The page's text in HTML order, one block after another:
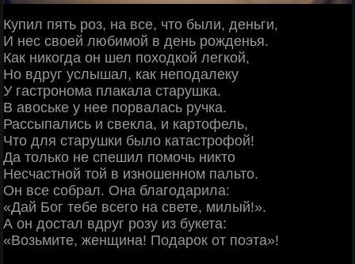
Купил пять роз, на все, что были, деньги,
И нес своей любимой в день рожденья.
Как никогда он шел походкой легкой,
Но вдруг услышал, как неподалеку
У гастронома плакала старушка.
В авоське у нее порвалась ручка.
Рассыпались и свекла, и картофель,
Что для старушки было катастрофой!
Да только не спешил помочь никто
Несчастной той в изношенном пальто.
Он все собрал. Она благодарила:
«Дай Бог тебе всего на свете, милый!».
А он достал вдруг розу из букета:
«Возьмите, женщина! Подарок от поэта»!